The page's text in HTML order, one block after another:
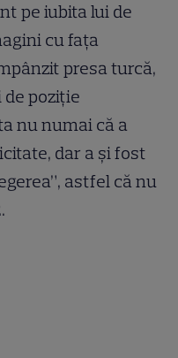
pe iubita lui de
cu fața
presa turcă,
de poziție
nu numai că a
dar a și fost
astfel că nu